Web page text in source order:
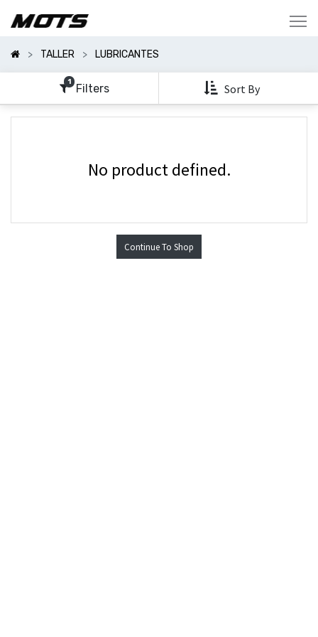
TALLER LUBRICANTES
1 Filters Sort By
Categorías
Mostrar
Opciones
No product defined.
Continue To Shop